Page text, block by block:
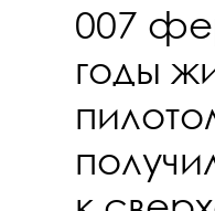
007
годы